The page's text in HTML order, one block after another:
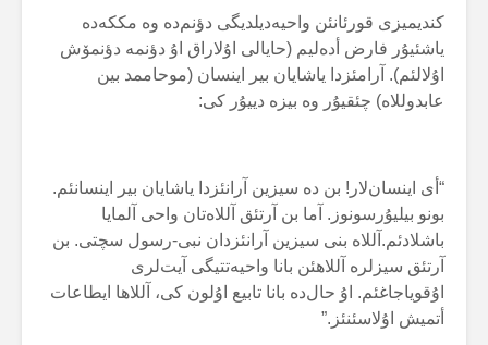
کندیمیزی قورئانئن واحیەدیلدیگی دؤنم‌دە وە مککەدە
یاشئیۇر فارض أدەلیم (حایالی اۇلاراق اۇ دؤنمە دؤنمۆش
اۇلالئم). آرامئزدا یاشایان بیر اینسان (موحاممد بین
عابدوللاە) چئقیۇر وە بیزە دییۇر کی:
“أی اینسان‌لار! بن دە سیزین آرانئزدا یاشایان بیر اینسانئم.
بونو بیلیۇرسونوز. آما بن آرتئق آللاەتان واحی آلمایا
باشلادئم.آللاە بنی سیزین آرانئزدان نبی-رسول سچتی. بن
آرتئق سیزلرە آللاهئن بانا واحیەتتیگی آیت‌لری
اۇقویاجاغئم. اۇ حال‌دە بانا تابیع اۇلون کی، آللاها ایطاعات
أتمیش اۇلاسئنئز.”